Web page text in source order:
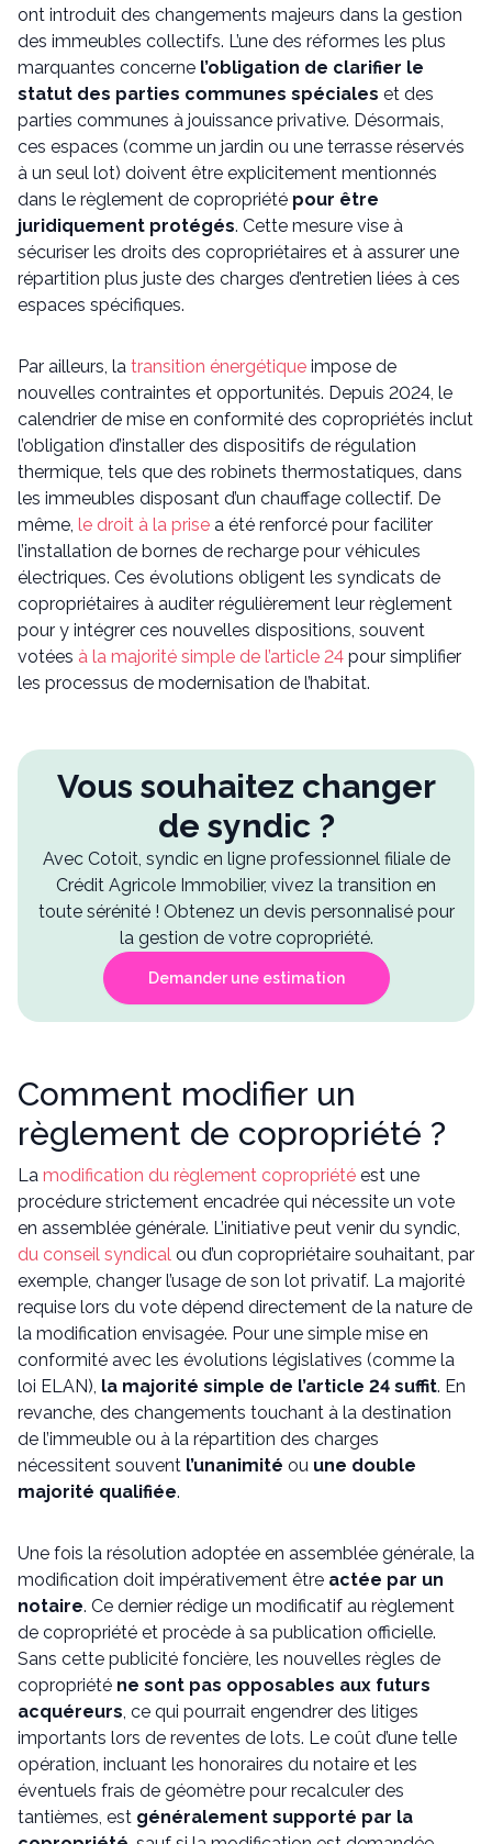
ont introduit des changements majeurs dans la gestion
des immeubles collectifs. L’une des réformes les plus
marquantes concerne l’obligation de clarifier le
statut des parties communes spéciales et des
parties communes à jouissance privative. Désormais,
ces espaces (comme un jardin ou une terrasse réservés
à un seul lot) doivent être explicitement mentionnés
dans le règlement de copropriété pour être
juridiquement protégés. Cette mesure vise à
sécuriser les droits des copropriétaires et à assurer une
répartition plus juste des charges d’entretien liées à ces
espaces spécifiques.
Par ailleurs, la transition énergétique impose de
nouvelles contraintes et opportunités. Depuis 2024, le
calendrier de mise en conformité des copropriétés inclut
l’obligation d’installer des dispositifs de régulation
thermique, tels que des robinets thermostatiques, dans
les immeubles disposant d’un chauffage collectif. De
même, le droit à la prise a été renforcé pour faciliter
l’installation de bornes de recharge pour véhicules
électriques. Ces évolutions obligent les syndicats de
copropriétaires à auditer régulièrement leur règlement
pour y intégrer ces nouvelles dispositions, souvent
votées à la majorité simple de l’article 24 pour simplifier
les processus de modernisation de l’habitat.
Vous souhaitez changer
de syndic ?
Avec Cotoit, syndic en ligne professionnel filiale de
Crédit Agricole Immobilier, vivez la transition en
toute sérénité ! Obtenez un devis personnalisé pour
la gestion de votre copropriété.
Demander une estimation
Comment modifier un
règlement de copropriété ?
La modification du règlement copropriété est une
procédure strictement encadrée qui nécessite un vote
en assemblée générale. L’initiative peut venir du syndic,
du conseil syndical ou d’un copropriétaire souhaitant, par
exemple, changer l’usage de son lot privatif. La majorité
requise lors du vote dépend directement de la nature de
la modification envisagée. Pour une simple mise en
conformité avec les évolutions législatives (comme la
loi ELAN), la majorité simple de l’article 24 suffit. En
revanche, des changements touchant à la destination
de l’immeuble ou à la répartition des charges
nécessitent souvent l’unanimité ou une double
majorité qualifiée.
Une fois la résolution adoptée en assemblée générale, la
modification doit impérativement être actée par un
notaire. Ce dernier rédige un modificatif au règlement
de copropriété et procède à sa publication officielle.
Sans cette publicité foncière, les nouvelles règles de
copropriété ne sont pas opposables aux futurs
acquéreurs, ce qui pourrait engendrer des litiges
importants lors de reventes de lots. Le coût d’une telle
opération, incluant les honoraires du notaire et les
éventuels frais de géomètre pour recalculer des
tantièmes, est généralement supporté par la